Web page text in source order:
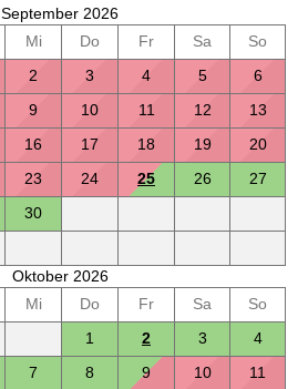
September 2026
Mi Do Fr Sa
So
2 3 4 5
6
9 10 11 12
13
16 17 18 19
20
23 24 25 26
27
30
Oktober 2026
Mi Do Fr Sa
So
1 2 3
4
7 8 9 10
11